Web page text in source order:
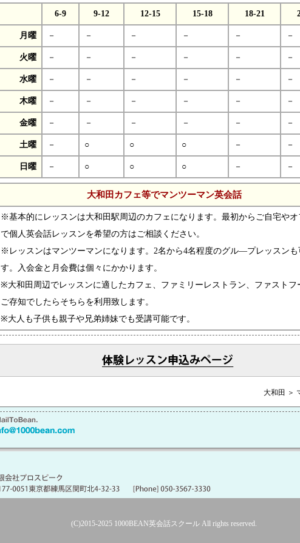
6-9 9-12 12-15 15-18 18-21
月曜 － － － － － －
火曜 － － － － － －
水曜 － － － － － －
木曜 － － － － － －
金曜 － － － － － －
土曜 － ○ ○ ○ － －
日曜 － ○ ○ ○ － －
大和田カフェ等でマンツーマン英会話
※基本的にレッスンは大和田駅周辺のカフェになります。最初からご自宅やオ
で個人英会話レッスンを希望の方はご相談ください。
※レッスンはマンツーマンになります。2名から4名程度のグル―プレッスンも
す。入会金と月会費は個々にかかります。
※大和田周辺でレッスンに適したカフェ、ファミリーレストラン、ファストフ
ご存知でしたらそちらを利用致します。
※大人も子供も親子や兄弟姉妹でも受講可能です。
大和田 ＞
(C)2015-2025 1000BEAN英会話スクール All rights reserved.